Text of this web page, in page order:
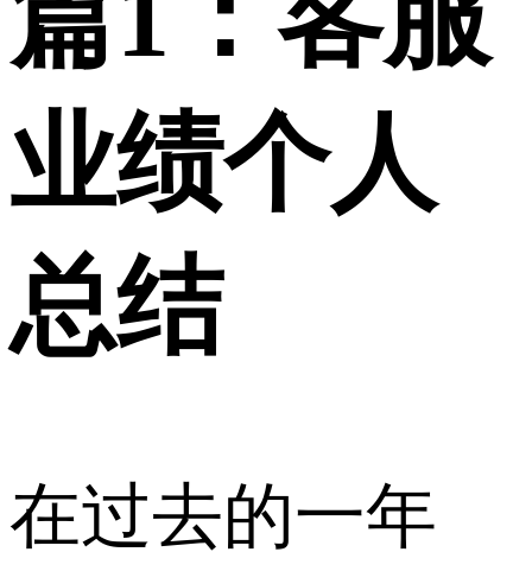
业绩个人
总结
在过去的一年